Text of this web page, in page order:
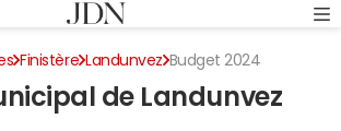
Finistère Landunvez Budget 2024
de Landunvez